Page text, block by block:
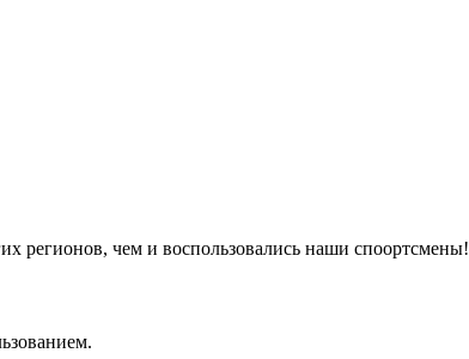
регионов, чем и воспользовались наши споортсмены!